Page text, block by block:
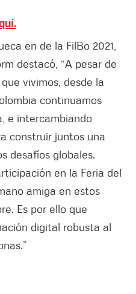
en de la FilBo 2021,
destacó, “A pesar de
vivimos, desde la
continuamos
e intercambiando
construir juntos una
desafíos globales.
en la Feria del
amiga en estos
Es por ello que
digital robusta al